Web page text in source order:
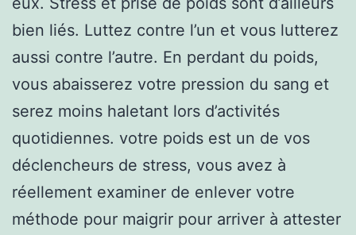
bien liés. Luttez contre l’un et vous lutterez
aussi contre l’autre. En perdant du poids,
vous abaisserez votre pression du sang et
serez moins haletant lors d’activités
quotidiennes. votre poids est un de vos
déclencheurs de stress, vous avez à
réellement examiner de enlever votre
méthode pour maigrir pour arriver à attester